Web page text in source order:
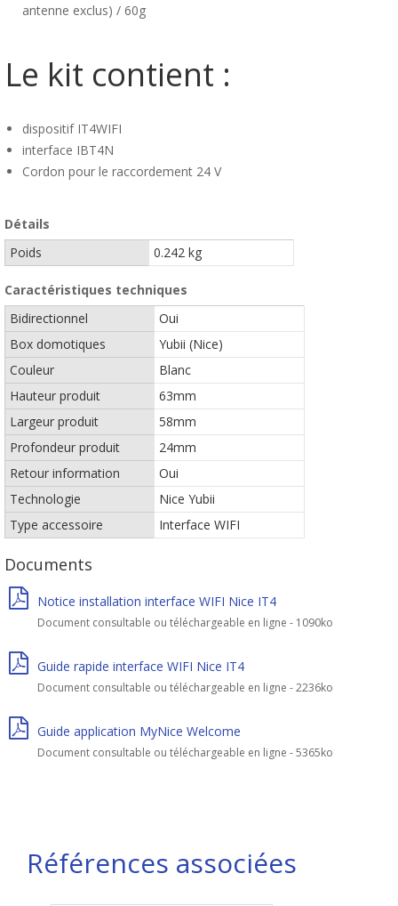
antenne exclus) / 60g
Le kit contient :
dispositif IT4WIFI
interface IBT4N
Cordon pour le raccordement 24 V
Détails
Poids
0.242 kg
Caractéristiques techniques
Bidirectionnel
Oui
Box domotiques
Yubii (Nice)
Couleur
Blanc
Hauteur produit
63mm
Largeur produit
58mm
Profondeur produit
24mm
Retour information
Oui
Technologie
Nice Yubii
Type accessoire
Interface WIFI
Documents
Notice installation interface WIFI Nice IT4
Document consultable ou téléchargeable en ligne - 1090ko
Guide rapide interface WIFI Nice IT4
Document consultable ou téléchargeable en ligne - 2236ko
Guide application MyNice Welcome
Document consultable ou téléchargeable en ligne - 5365ko
Références associées